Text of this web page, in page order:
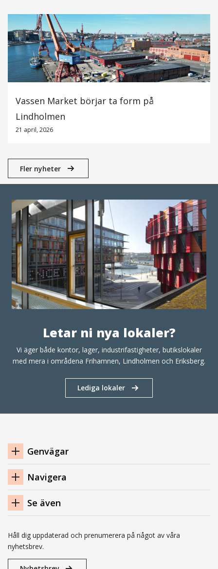
Vassen Market börjar ta form på
Lindholmen
21 april, 2026
Fler nyheter
Letar ni nya lokaler?
Vi äger både kontor, lager, industrifastigheter, butikslokaler
med mera i områdena Frihamnen, Lindholmen och Eriksberg.
Lediga lokaler
Navigation
sidfot
Genvägar
Navigera
Se även
Håll dig uppdaterad och prenumerera på något av våra
nyhetsbrev.